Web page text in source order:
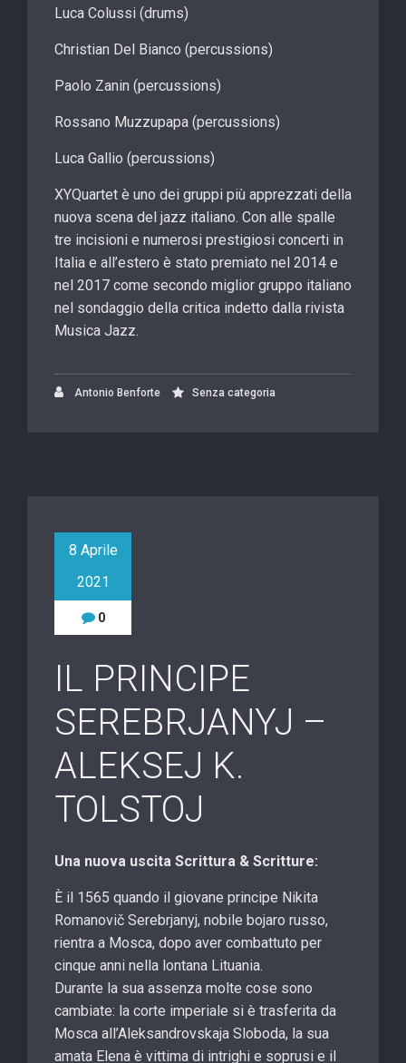
Luca Colussi (drums)
Christian Del Bianco (percussions)
Paolo Zanin (percussions)
Rossano Muzzupapa (percussions)
Luca Gallio (percussions)
XYQuartet è uno dei gruppi più apprezzati della
nuova scena del jazz italiano. Con alle spalle
tre incisioni e numerosi prestigiosi concerti in
Italia e all’estero è stato premiato nel 2014 e
nel 2017 come secondo miglior gruppo italiano
nel sondaggio della critica indetto dalla rivista
Musica Jazz.
Antonio Benforte Senza categoria
8 Aprile
2021
0
IL PRINCIPE
SEREBRJANYJ –
ALEKSEJ K.
TOLSTOJ
Una nuova uscita Scrittura & Scritture:
È il 1565 quando il giovane principe Nikita
Romanovič Serebrjanyj, nobile bojaro russo,
rientra a Mosca, dopo aver combattuto per
cinque anni nella lontana Lituania.
Durante la sua assenza molte cose sono
cambiate: la corte imperiale si è trasferita da
Mosca all’Aleksandrovskaja Sloboda, la sua
amata Elena è vittima di intrighi e soprusi e il